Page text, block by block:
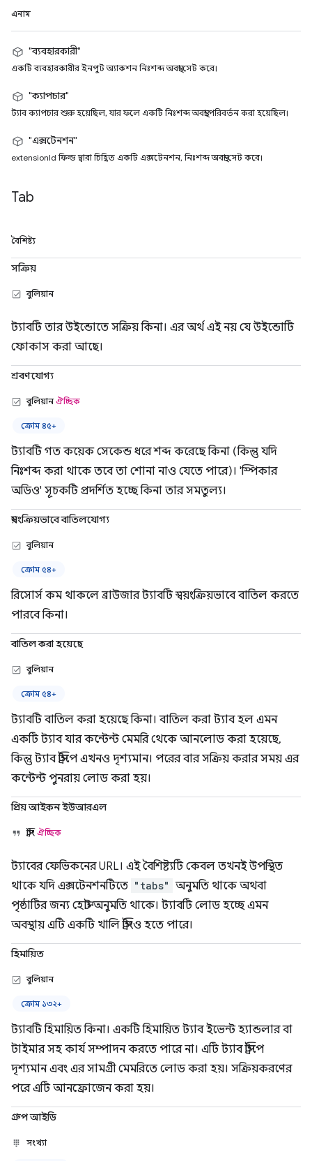
এনাম
"ব্যবহারকারী"
একটি ব্যবহারকারীর ইনপুট অ্যাকশন নিঃশব্দ অবস্থা সেট করে।
"ক্যাপচার"
ট্যাব ক্যাপচার শুরু হয়েছিল, যার ফলে একটি নিঃশব্দ অবস্থা পরিবর্তন করা হয়েছিল।
"এক্সটেনশন"
extensionId ফিল্ড দ্বারা চিহ্নিত একটি এক্সটেনশন, নিঃশব্দ অবস্থা সেট করে।
Tab
বৈশিষ্ট্য
সক্রিয়
বুলিয়ান
ট্যাবটি তার উইন্ডোতে সক্রিয় কিনা। এর অর্থ এই নয় যে উইন্ডোটি
ফোকাস করা আছে।
শ্রবণযোগ্য
বুলিয়ানঐচ্ছিক
ক্রোম ৪৫+
ট্যাবটি গত কয়েক সেকেন্ড ধরে শব্দ করেছে কিনা (কিন্তু যদি
নিঃশব্দ করা থাকে তবে তা শোনা নাও যেতে পারে)। 'স্পিকার
অডিও' সূচকটি প্রদর্শিত হচ্ছে কিনা তার সমতুল্য।
স্বয়ংক্রিয়ভাবে বাতিলযোগ্য
বুলিয়ান
ক্রোম ৫৪+
রিসোর্স কম থাকলে ব্রাউজার ট্যাবটি স্বয়ংক্রিয়ভাবে বাতিল করতে
পারবে কিনা।
বাতিল করা হয়েছে
বুলিয়ান
ক্রোম ৫৪+
ট্যাবটি বাতিল করা হয়েছে কিনা। বাতিল করা ট্যাব হল এমন
একটি ট্যাব যার কন্টেন্ট মেমরি থেকে আনলোড করা হয়েছে,
কিন্তু ট্যাব স্ট্রিপে এখনও দৃশ্যমান। পরের বার সক্রিয় করার সময় এর
কন্টেন্ট পুনরায় লোড করা হয়।
প্রিয় আইকন ইউআরএল
স্ট্রিং ঐচ্ছিক
ট্যাবের ফেভিকনের URL। এই বৈশিষ্ট্যটি কেবল তখনই উপস্থিত
থাকে যদি এক্সটেনশনটিতে "tabs" অনুমতি থাকে অথবা
পৃষ্ঠাটির জন্য হোস্ট অনুমতি থাকে। ট্যাবটি লোড হচ্ছে এমন
অবস্থায় এটি একটি খালি স্ট্রিংও হতে পারে।
হিমায়িত
বুলিয়ান
ক্রোম ১৩২+
ট্যাবটি হিমায়িত কিনা। একটি হিমায়িত ট্যাব ইভেন্ট হ্যান্ডলার বা
টাইমার সহ কার্য সম্পাদন করতে পারে না। এটি ট্যাব স্ট্রিপে
দৃশ্যমান এবং এর সামগ্রী মেমরিতে লোড করা হয়। সক্রিয়করণের
পরে এটি আনফ্রোজেন করা হয়।
গ্রুপ আইডি
সংখ্যা